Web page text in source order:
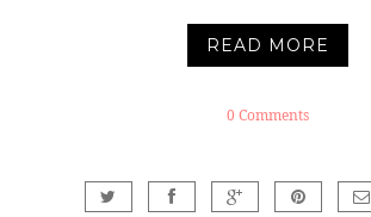
READ MORE
0 Comments